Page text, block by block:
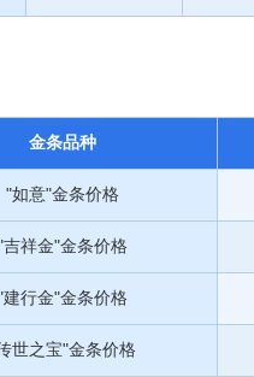
金条品种
"如意"金条价格
吉祥金"金条价格
建行金"金条价格
世之宝"金条价格